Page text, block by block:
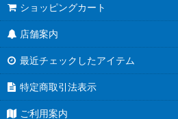
ショッピングカート
店舗案内
最近チェックしたアイテム
特定商取引法表示
ご利用案内